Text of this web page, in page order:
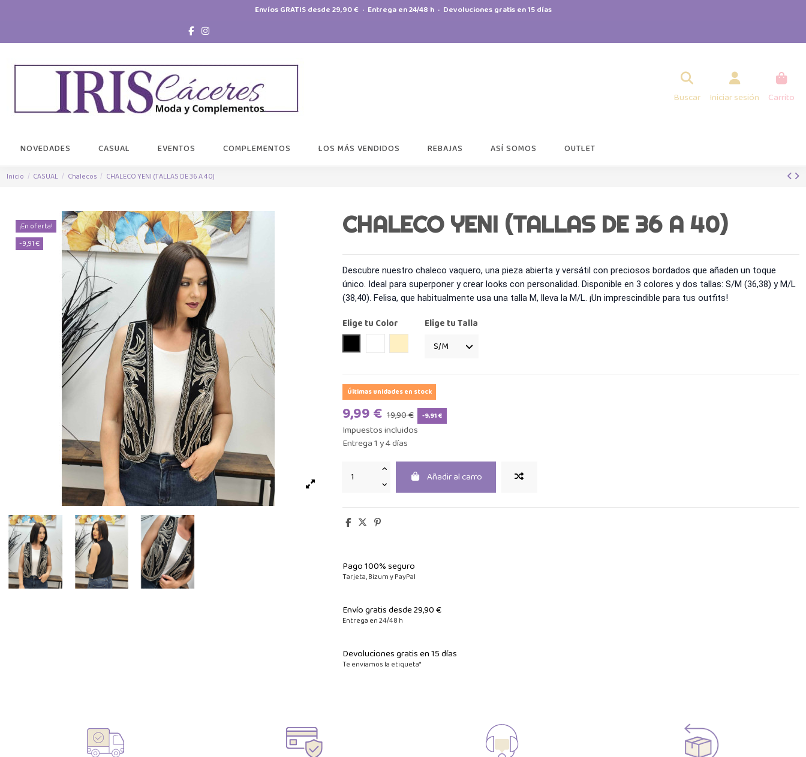
Envíos GRATIS desde 29,90 € · Entrega en 24/48 h · Devoluciones gratis en 15 días
Buscar Iniciar sesión Carrito
NOVEDADES CASUAL EVENTOS COMPLEMENTOS LOS MÁS VENDIDOS REBAJAS ASÍ SOMOS OUTLET
Inicio CASUAL Chalecos CHALECO YENI (TALLAS DE 36 A 40)
¡En oferta!
-9,91 €
CHALECO YENI (TALLAS DE 36 A 40)
Descubre nuestro chaleco vaquero, una pieza abierta y versátil con preciosos bordados que añaden un toque
único. Ideal para superponer y crear looks con personalidad. Disponible en 3 colores y dos tallas: S/M (36,38) y M/L
(38,40). Felisa, que habitualmente usa una talla M, lleva la M/L. ¡Un imprescindible para tus outfits!
Elige tu Color
Elige tu Talla
Últimas unidades en stock
9,99 € 19,90 € -9,91 €
Impuestos incluidos
Entrega 1 y 4 días
Añadir al carro
Pago 100% seguro
Tarjeta, Bizum y PayPal
Envío gratis desde 29,90 €
Entrega en 24/48 h
Devoluciones gratis en 15 días
Te enviamos la etiqueta*